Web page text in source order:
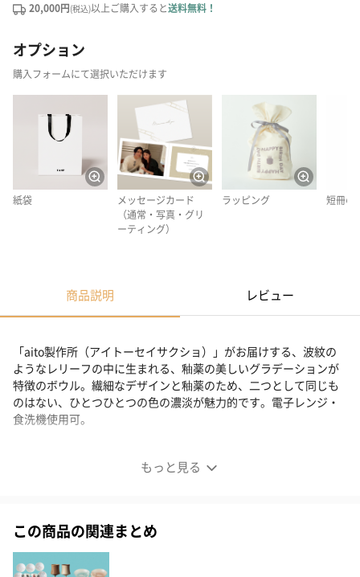
20,000円(税込)以上ご購入すると送料無料！
オプション
購入フォームにて選択いただけます
紙袋
メッセージカード
（通常・写真・グリ
ーティング）
ラッピング 短冊の
商品説明 レビュー
もっと見る
「aito製作所（アイトーセイサクショ）」がお届けする、波紋の
ようなレリーフの中に生まれる、釉薬の美しいグラデーションが
特徴のボウル。繊細なデザインと釉薬のため、二つとして同じも
のはない、ひとつひとつの色の濃淡が魅力的です。電子レンジ・
食洗機使用可。
この商品の関連まとめ